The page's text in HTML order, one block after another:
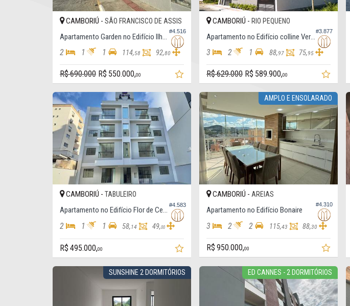
#4.516
CAMBORIÚ - SÃO FRANCISCO DE ASSIS
Apartamento Garden no Edifício Ilha de Java
2 1 1 114,58 92,80
R$ 690.000 R$ 550.000,00
#3.877
CAMBORIÚ -RIO PEQUENO
Apartamento no Edifício colline Verdi
3 2 1 88,97 75,95
R$ 629.000 R$ 589.900,00
#4.583
CAMBORIÚ - TABULEIRO
Apartamento no Edifício Flor de Cerejeira Residence
2 1 1 58,14 49,00
R$ 495.000,00
AMPLO E ENSOLARADO
#4.310
CAMBORIÚ -AREIAS
Apartamento no Edifício Bonaire
3 2 2 115,43 88,30
R$ 950.000,00
SUNSHINE 2 DORMITÓRIOS ED CANNES - 2 DORMITÓRIOS